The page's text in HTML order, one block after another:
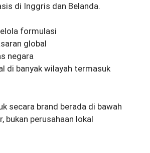
di Inggris dan Belanda.
formulasi
global
negara
di banyak wilayah termasuk
secara brand berada di bawah
bukan perusahaan lokal